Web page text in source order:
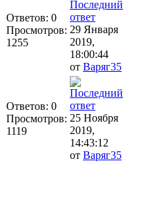
Ответов: 0
Просмотров:
1255
29 Января
2019,
18:00:44
от Варяг35
Ответов: 0
Просмотров:
1119
25 Ноября
2019,
14:43:12
от Варяг35